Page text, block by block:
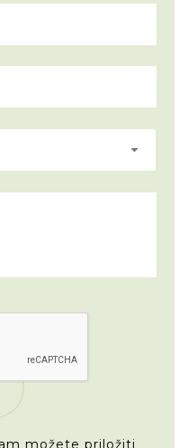
možete priložiti